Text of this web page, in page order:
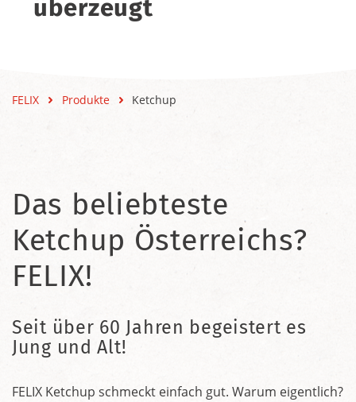
überzeugt
FELIX Produkte Ketchup
Das beliebteste
Ketchup Österreichs?
FELIX!
Seit über 60 Jahren begeistert es
Jung und Alt!
FELIX Ketchup schmeckt einfach gut. Warum eigentlich?